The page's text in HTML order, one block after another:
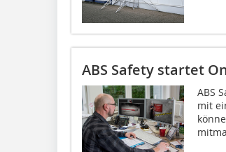
ABS Safety startet
ABS
mit